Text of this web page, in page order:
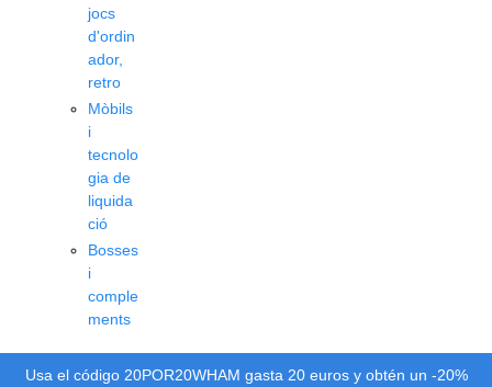
jocs
d'ordin
ador,
retro
Mòbils
i
tecnolo
gia de
liquida
ció
Bosses
i
comple
ments
gasta 20 euros y obtén un -20% Si triga més de